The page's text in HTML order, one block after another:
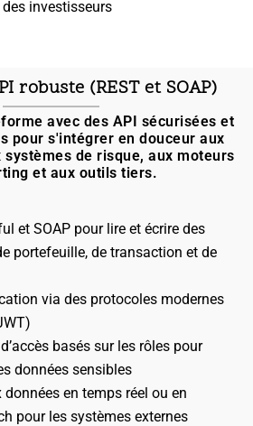
investisseurs
robuste (REST et SOAP)
avec des API sécurisées et
pour s'intégrer en douceur aux
de risque, aux moteurs
et aux outils tiers.
et SOAP pour lire et écrire des
portefeuille, de transaction et de
via des protocoles modernes
basés sur les rôles pour
données sensibles
données en temps réel ou en
pour les systèmes externes